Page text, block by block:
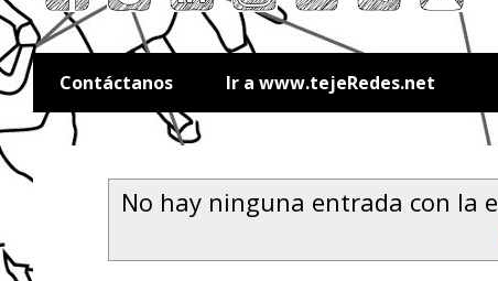
Contáctanos Ir a www.tejeRedes.net
No hay ninguna entrada con la